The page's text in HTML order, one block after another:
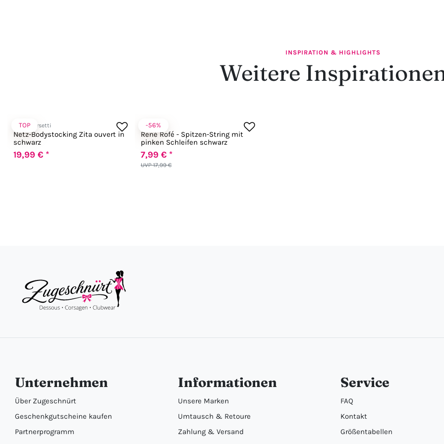
INSPIRATION & HIGHLIGHTS
Weitere
TOP
LivCo Corsetti
Netz-Bodystocking Zita ouvert in
schwarz
19,99 € *
-56%
René Rofé
René Rofé - Spitzen-String mit
pinken Schleifen schwarz
UVP 17,99 €
7,99 € *
Unternehmen
Über Zugeschnürt
Geschenkgutscheine kaufen
Partnerprogramm
Informationen
Unsere Marken
Umtausch & Retoure
Zahlung & Versand
Service
FAQ
Kontakt
Größentabellen